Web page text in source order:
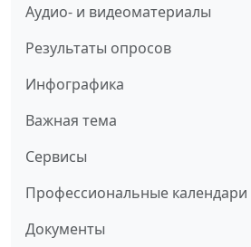
Аудио- и видеоматериалы
Результаты опросов
Инфографика
Важная тема
Сервисы
Профессиональные календари
Документы